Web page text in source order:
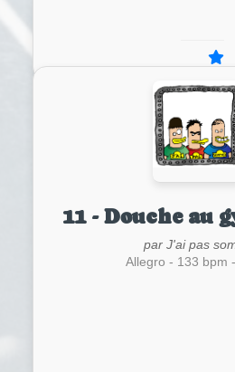
11 - Douche au
par J'ai pas
Allegro - 133 bpm